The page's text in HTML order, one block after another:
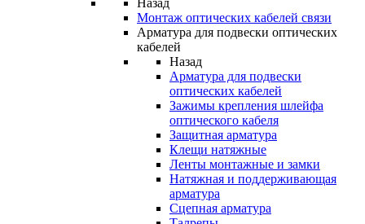
Назад
Монтаж оптических кабелей связи
Арматура для подвески оптических
кабелей
Назад
Арматура для подвески
оптических кабелей
Зажимы крепления шлейфа
оптического кабеля
Защитная арматура
Клещи натяжные
Ленты монтажные и замки
Натяжная и поддерживающая
арматура
Сцепная арматура